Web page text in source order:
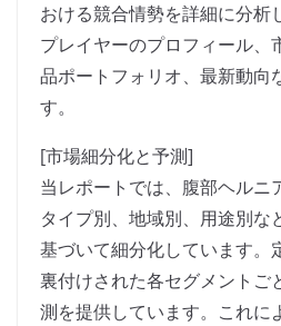
おける競合情勢を詳細に分析
プレイヤーのプロフィール、
品ポートフォリオ、最新動向
す。
[市場細分化と予測]
当レポートでは、腹部ヘルニ
タイプ別、地域別、用途別な
基づいて細分化しています。
裏付けされた各セグメントご
測を提供しています。これに